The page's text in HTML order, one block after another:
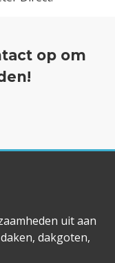
op om
uit aan
dakgoten,